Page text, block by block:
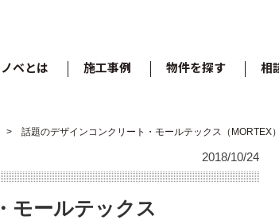
ベとは 施工事例 物件を探す 相
話題のデザインコンクリート・モールテックス（MORTEX）
2018/10/24
モールテックス